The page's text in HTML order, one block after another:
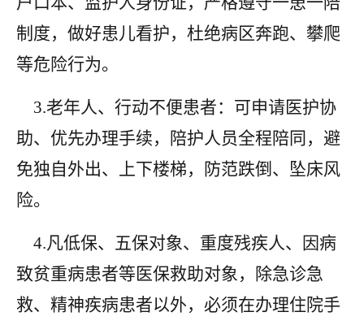
制度，做好患儿看护，杜绝病区奔跑、攀爬
等危险行为。
3.老年人、行动不便患者：可申请医护协
助、优先办理手续，陪护人员全程陪同，避
免独自外出、上下楼梯，防范跌倒、坠床风
险。
4.凡低保、五保对象、重度残疾人、因病
致贫重病患者等医保救助对象，除急诊急
救、精神疾病患者以外，必须在办理住院手